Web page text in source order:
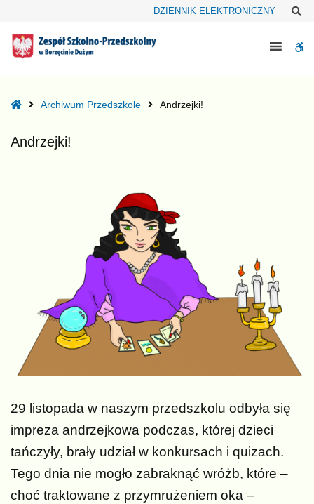
DZIENNIK ELEKTRONICZNY
HomeArchiwum Przedszkole Andrzejki!
Andrzejki!
29 listopada w naszym przedszkolu odbyła się
impreza andrzejkowa podczas, której dzieci
tańczyły, brały udział w konkursach i quizach.
Tego dnia nie mogło zabraknąć wróżb, które –
choć traktowane z przymrużeniem oka –